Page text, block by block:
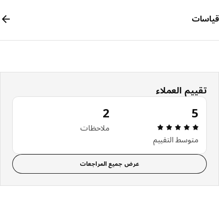
تقييم العملاء
مراجعة التقييم: 5 من أصل 5 النجوم. إجمالي المراجعات: 2
متوسط التقييم
ملاحظات
عرض جميع المراجعات